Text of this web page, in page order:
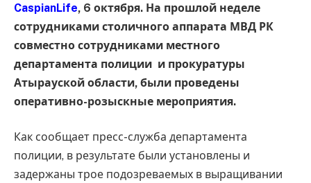
CaspianLife, 6 октября. На прошлой неделе
сотрудниками столичного аппарата МВД РК
совместно сотрудниками местного
департамента полиции и прокуратуры
Атырауской области, были проведены
оперативно-розыскные мероприятия.
Как сообщает пресс-служба департамента
полиции, в результате были установлены и
задержаны трое подозреваемых в выращивании